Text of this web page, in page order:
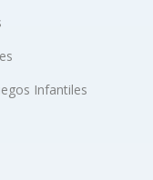
Infantiles